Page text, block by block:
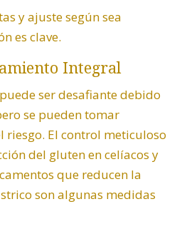
y ajuste según sea
es clave.
Integral
ser desafiante debido
se pueden tomar
El control meticuloso
del gluten en celíacos y
que reducen la
son algunas medidas